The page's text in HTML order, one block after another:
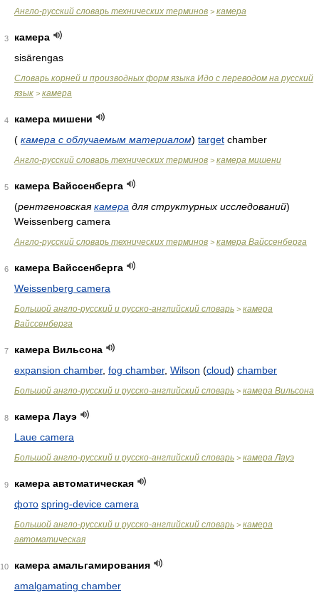
Англо-русский словарь технических терминов > камера
3
камера
sisärengas
Словарь корней и производных форм языка Идо с переводом на русский
язык > камера
4
камера мишени
( камера с облучаемым материалом) target chamber
Англо-русский словарь технических терминов > камера мишени
5
камера Вайссенберга
(рентгеновскаякамера для структурных исследований)
Weissenberg camera
Англо-русский словарь технических терминов > камера Вайссенберга
6
камера Вайссенберга
Weissenberg camera
Большой англо-русский и русско-английский словарь > камера
Вайссенберга
7
камера Вильсона
expansion chamber, fog chamber, Wilson (cloud) chamber
Большой англо-русский и русско-английский словарь > камера Вильсона
8
камера Лауэ
Laue camera
Большой англо-русский и русско-английский словарь > камера Лауэ
9
камера автоматическая
фото spring-device camera
Большой англо-русский и русско-английский словарь > камера
автоматическая
10
камера амальгамирования
amalgamating chamber